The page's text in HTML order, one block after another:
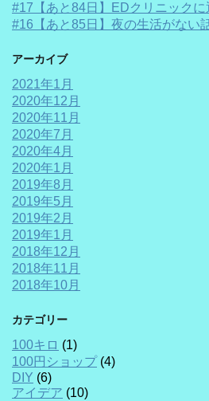
#17【あと84日】EDクリニックに
#16【あと85日】夜の生活がない
アーカイブ
2021年1月
2020年12月
2020年11月
2020年7月
2020年4月
2020年1月
2019年8月
2019年5月
2019年2月
2019年1月
2018年12月
2018年11月
2018年10月
カテゴリー
100キロ (1)
100円ショップ(4)
DIY (6)
アイデア (10)